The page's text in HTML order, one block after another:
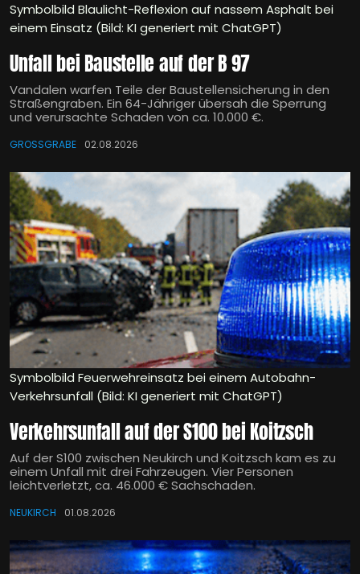
Symbolbild Blaulicht-Reflexion auf nassem Asphalt bei
einem Einsatz (Bild: KI generiert mit ChatGPT)
Unfall bei Baustelle auf der B 97
Vandalen warfen Teile der Baustellensicherung in den
Straßengraben. Ein 64-Jähriger übersah die Sperrung
und verursachte Schaden von ca. 10.000 €.
GROSSGRABE 02.08.2026
Symbolbild Feuerwehreinsatz bei einem Autobahn-
Verkehrsunfall (Bild: KI generiert mit ChatGPT)
Verkehrsunfall auf der S100 bei Koitzsch
Auf der S100 zwischen Neukirch und Koitzsch kam es zu
einem Unfall mit drei Fahrzeugen. Vier Personen
leichtverletzt, ca. 46.000 € Sachschaden.
NEUKIRCH 01.08.2026